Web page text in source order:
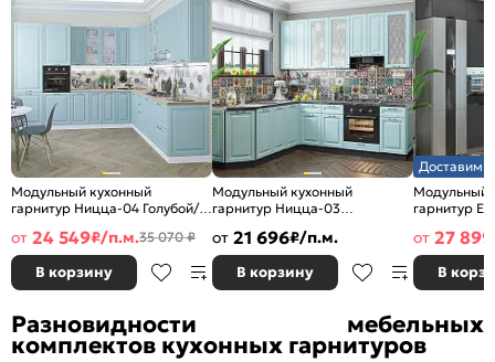
Модульный кухонный
гарнитур Ницца-04 Голубой/
от 24 549₽/п.м.35 070 ₽
В корзину
Модульный кухонный
гарнитур Ницца-03
2340x1890/2400x600
от 21 696₽/п.м.
В корзину
Доставим
Модульный
гарнитур
2500x2400/
от 27 899
В
Разновидности мебельных
комплектов кухонных гарнитуров